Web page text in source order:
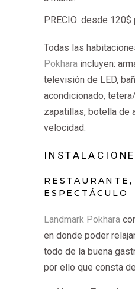
PRECIO: desde 120$
Todas las
Pokhara incluyen:
televisión de LED,
acondicionado,
zapatillas, botella de
velocidad.
ESPECTÁCULO
Landmark Pokhara
en donde poder
todo de la buena
por ello que consta